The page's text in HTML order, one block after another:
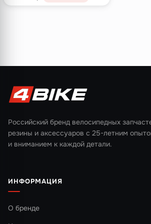
Российский бренд велосипедных
резины и аксессуаров с 25-летним
и вниманием к каждой детали.
ИНФОРМАЦИЯ
О бренде